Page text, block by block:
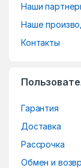
Наши
Наше
Контакты
Гарантия
Доставка
Рассрочка
Обмен и